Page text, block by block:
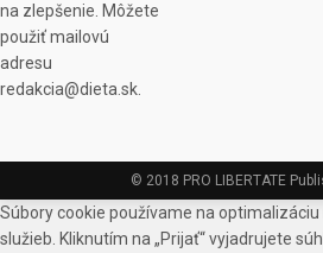
na zlepšenie. Môžete
použiť mailovú
adresu
redakcia@dieta.sk.
© 2018 PRO LIBERTATE
Súbory cookie používame na
služieb. Kliknutím na „Prijať“ vyjadrujete